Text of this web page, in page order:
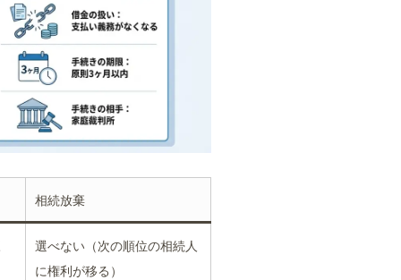
相続放棄
選べない（次の順位の相続人
に権利が移る）